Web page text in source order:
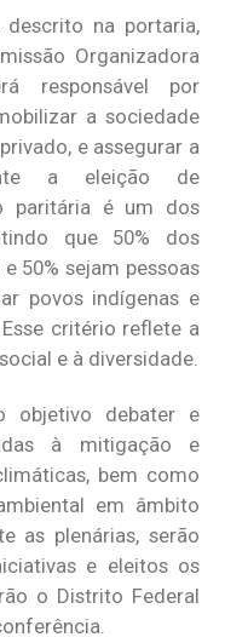
descrito na portaria,
Organizadora
responsável por
a sociedade
e assegurar a
a eleição de
paritária é um dos
que 50% dos
50% sejam pessoas
povos indígenas e
critério reflete a
e à diversidade.
objetivo debater e
à mitigação e
bem como
em âmbito
as plenárias, serão
e eleitos os
o Distrito Federal